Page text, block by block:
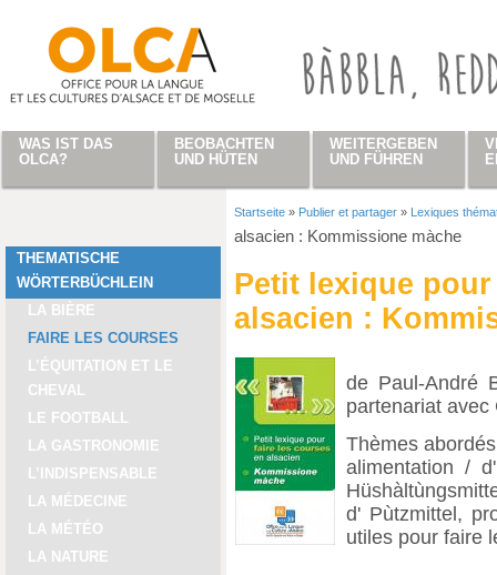
THEMATISCHE
WÖRTERBÜCHLEIN
LA BIÈRE
FAIRE LES COURSES
L’ÉQUITATION ET LE
CHEVAL
LE FOOTBALL
LA GASTRONOMIE
L’INDISPENSABLE
LA MÉDECINE
LA MÉTÉO
LA NATURE
Startseite » Publier et partager » Lexiques
alsacien : Kommissione màche
Petit lexique
alsacien :
de Paul-André
partenariat avec
Thèmes
alimentation /
d' Pùtzmittel,
utiles pour faire
WAS IST DAS
OLCA?
BEOBACHTEN
UND HÜTEN
WEITERGEBEN
UND FÜHREN